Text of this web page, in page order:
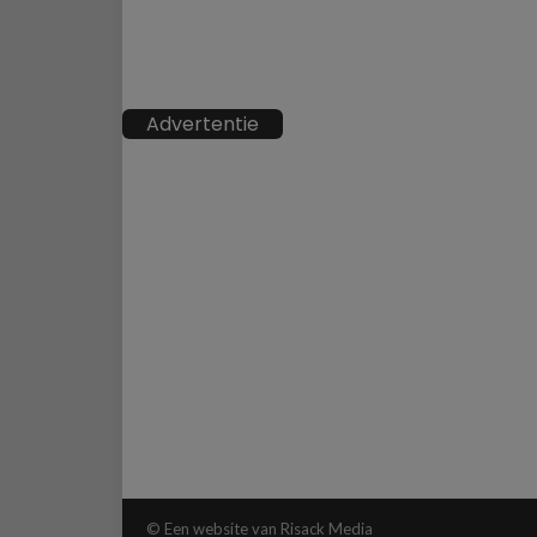
Advertentie
© Een website van Risack Media